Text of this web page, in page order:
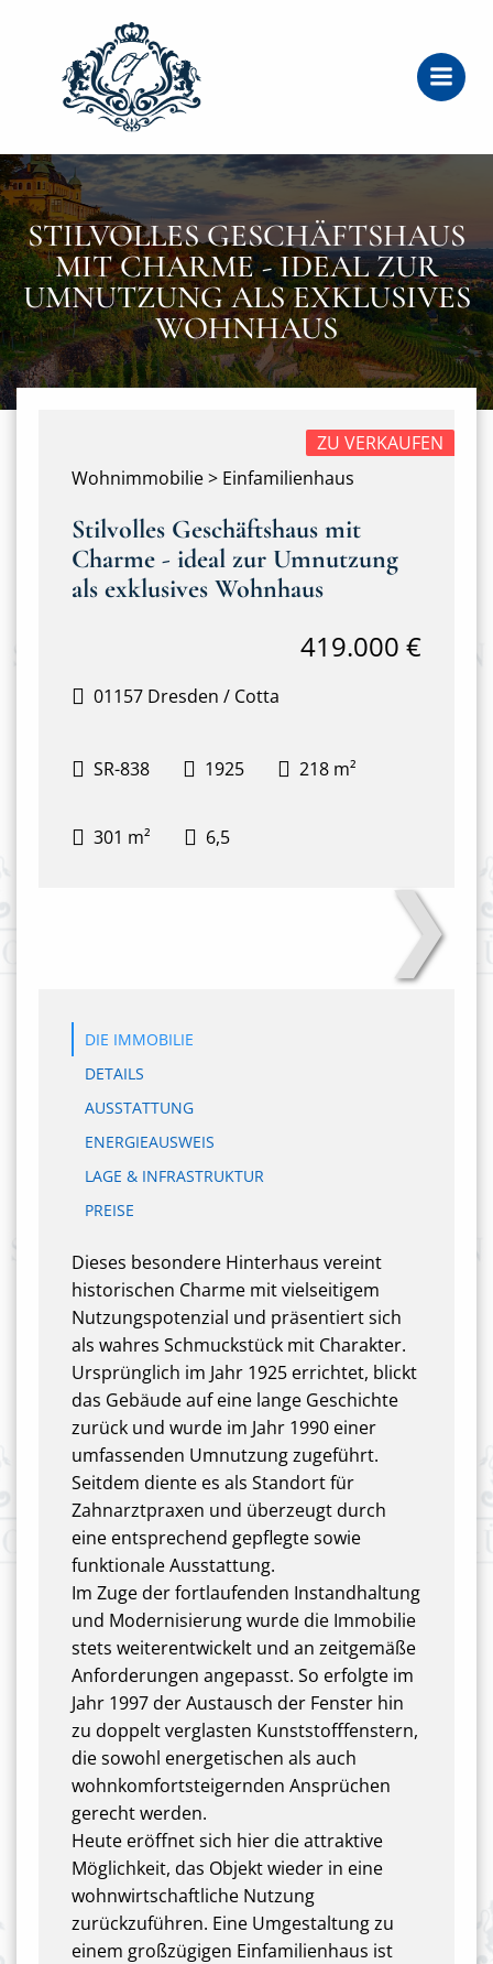
STILVOLLES GESCHÄFTSHAUS
MIT CHARME - IDEAL ZUR
UMNUTZUNG ALS EXKLUSIVES
WOHNHAUS
Wohnimmobilie > Einfamilienhaus
ZU VERKAUFEN
Stilvolles Geschäftshaus mit
Charme - ideal zur Umnutzung
als exklusives Wohnhaus
01157 Dresden / Cotta
419.000 €
SR-838 1925 218 m²
301 m² 6,5
❯
DIE IMMOBILIE
DETAILS
AUSSTATTUNG
ENERGIEAUSWEIS
LAGE & INFRASTRUKTUR
PREISE
Dieses besondere Hinterhaus vereint
historischen Charme mit vielseitigem
Nutzungspotenzial und präsentiert sich
als wahres Schmuckstück mit Charakter.
Ursprünglich im Jahr 1925 errichtet, blickt
das Gebäude auf eine lange Geschichte
zurück und wurde im Jahr 1990 einer
umfassenden Umnutzung zugeführt.
Seitdem diente es als Standort für
Zahnarztpraxen und überzeugt durch
eine entsprechend gepflegte sowie
funktionale Ausstattung.
Im Zuge der fortlaufenden Instandhaltung
und Modernisierung wurde die Immobilie
stets weiterentwickelt und an zeitgemäße
Anforderungen angepasst. So erfolgte im
Jahr 1997 der Austausch der Fenster hin
zu doppelt verglasten Kunststofffenstern,
die sowohl energetischen als auch
wohnkomfortsteigernden Ansprüchen
gerecht werden.
Heute eröffnet sich hier die attraktive
Möglichkeit, das Objekt wieder in eine
wohnwirtschaftliche Nutzung
zurückzuführen. Eine Umgestaltung zu
einem großzügigen Einfamilienhaus ist